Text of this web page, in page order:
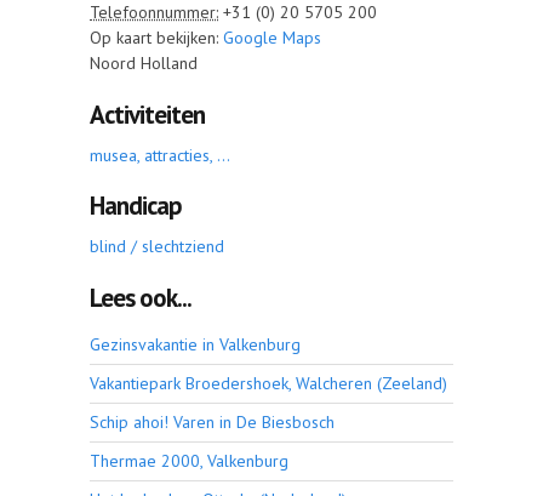
Telefoonnummer: +31 (0) 20 5705 200
Op kaart bekijken: Google Maps
Noord Holland
Activiteiten
musea, attracties, ...
Handicap
blind / slechtziend
Lees ook...
Gezinsvakantie in Valkenburg
Vakantiepark Broedershoek, Walcheren (Zeeland)
Schip ahoi! Varen in De Biesbosch
Thermae 2000, Valkenburg